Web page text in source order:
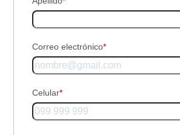
Correo electrónico*
Celular*